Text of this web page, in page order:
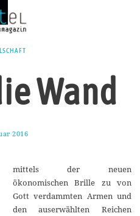
Wand
2016
e
r
u
mittels der neuen
ökonomischen Brille zu von
Gott verdammten Armen und
den auserwählten Reichen